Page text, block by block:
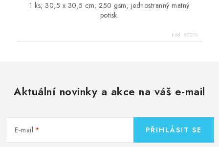
1 ks; 30,5 x 30,5 cm; 250 gsm; jednostranný matný
potisk.
Kód: 87270
Aktuální novinky a akce na váš e-mail
E-mail PŘIHLÁSIT SE